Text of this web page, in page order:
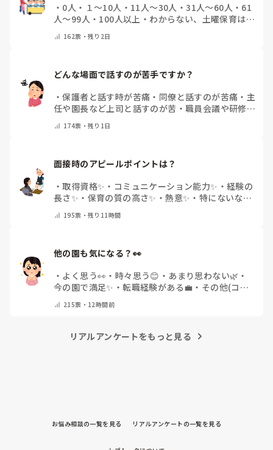
・ 0人 ・ １～10人 ・ 11人～30人 ・31人～60人 ・ 61
人～99人 ・ 100人以上 ・ わからない、土曜保育はな
162票・残り2日
どんな場面で話すのが苦手ですか？
・保護者と話す時が苦痛 ・ 同僚と話すのが苦痛 ・ 主
任や園長など上司と話すのが苦 ・ 職員会議や研修場
他(コメントで教えてください)
174票・残り1日
面接時のアピールポイントは？
・取得資格✨ ・ コミュニケーション能力✨ ・ 経験の
長さ✨ ・ 保育の質の高さ✨ ・熱意✨ ・ 特にないな・
195票・残り11時間
他の園も気になる？👀
・ よく思う👀 ・ 時々思う😊 ・ あまり思わない🌿 ・
今の園で満足✨ ・転職経験がある💼 ・ その他(コメ
215票・ 12時間前
リアルアンケートをもっと見る
お悩み相談の一覧を見る リアルアンケートの一覧を見る